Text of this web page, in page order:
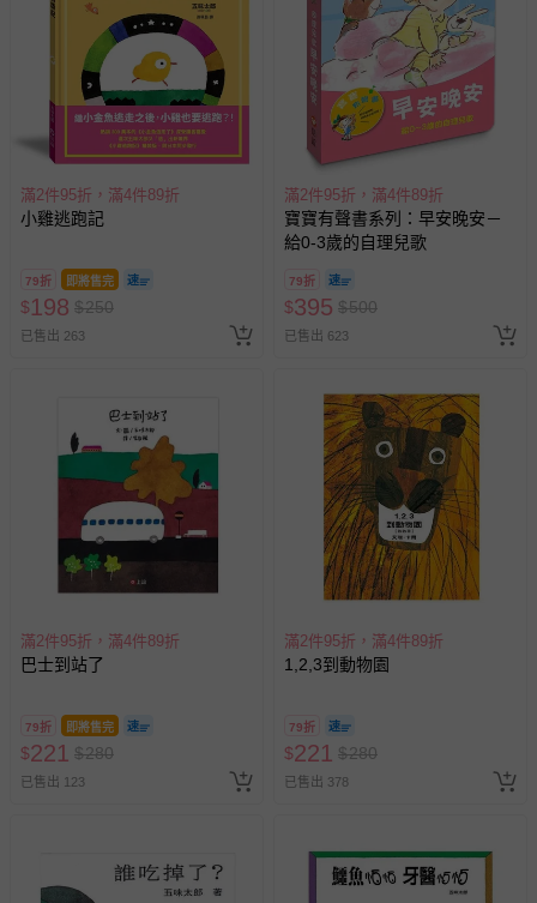
滿2件95折，滿4件89折
小雞逃跑記
79折 即將售完
$198 $250
已售出 263
滿2件95折，滿4件89折
寶寶有聲書系列：早安晚安－
給0-3歲的自理兒歌
79折
$395 $500
已售出 623
滿2件95折，滿4件89折
巴士到站了
79折 即將售完
$221 $280
已售出 123
滿2件95折，滿4件89折
1,2,3到動物園
79折
$221 $280
已售出 378